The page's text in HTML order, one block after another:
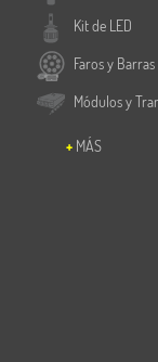
Kit de LED
Faros y Barras
Módulos y
MÁS